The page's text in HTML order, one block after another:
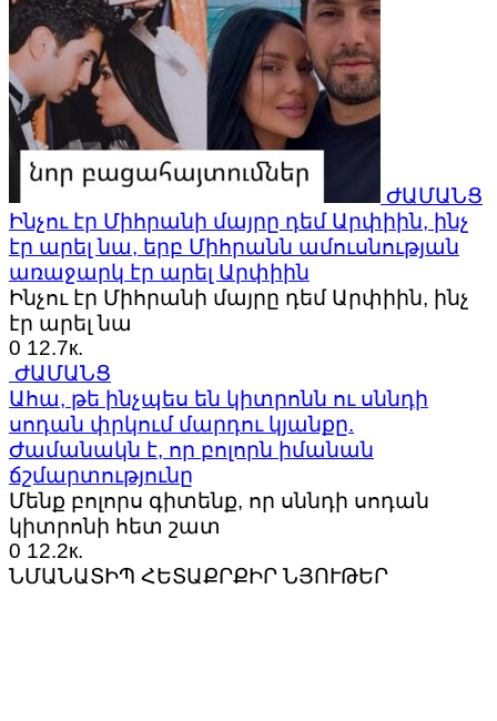
ԺԱՄԱՆՑ
Ինչու էր Միհրանի մայրը դեմ Արփիին, ինչ
էր արել նա, երբ Միհրանն ամուսնության
առաջարկ էր արել Արփիին
Ինչու էր Միհրանի մայրը դեմ Արփիին, ինչ
էր արել նա
0 12.7к.
ԺԱՄԱՆՑ
Ահա, թե ինչպես են կիտրոնն ու սննդի
սոդան փրկում մարդու կյանքը.
Ժամանակն է, որ բոլորն իմանան
ճշմարտությունը
Մենք բոլորս գիտենք, որ սննդի սոդան
կիտրոնի հետ շատ
0 12.2к.
ՆՄԱՆԱՏԻՊ ՀԵՏԱՔՐՔԻՐ ՆՅՈՒԹԵՐ